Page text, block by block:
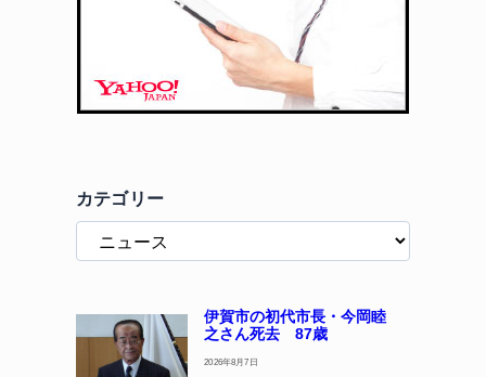
カテゴリー
伊賀市の初代市長・今岡睦
之さん死去 87歳
2026年8月7日